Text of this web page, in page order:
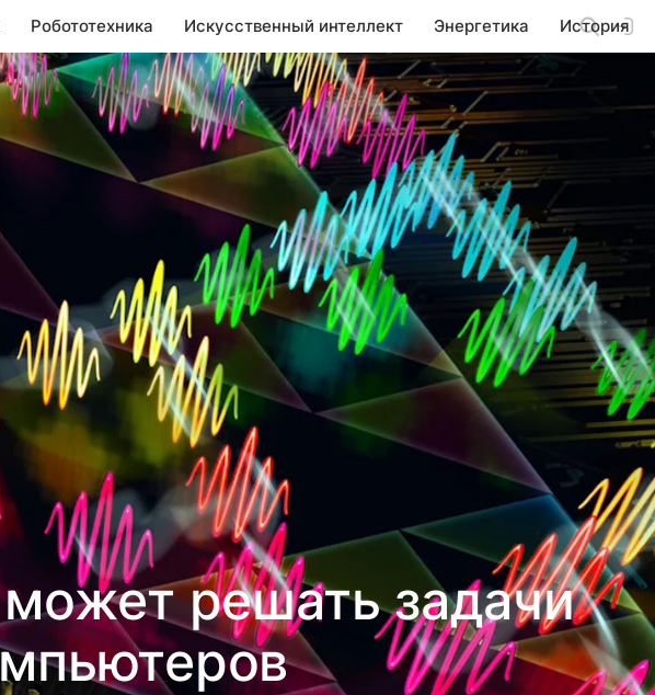
Робототехника Искусственный интеллект Энергетика История
решать задачи